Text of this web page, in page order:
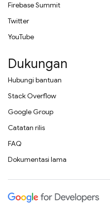
Firebase Summit
Twitter
YouTube
Dukungan
Hubungi bantuan
Stack Overflow
Google Group
Catatan rilis
FAQ
Dokumentasi lama